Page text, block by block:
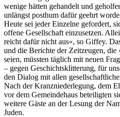
wenige hätten gehandelt und
unlängst posthum dafür geehrt
Heute sei jeder Einzelne gefordert,
offene Gesellschaft einzusetzen.
reicht dafür nicht aus«, so Giffey.
und die Berichte der Zeitzeugen, die
seien, müssten täglich mit neuen
– gegen Geschichtsklitterung, für
den Dialog mit allen
Nach der Kranzniederlegung, dem
vor dem Gemeindehaus beteiligten
weitere Gäste an der Lesung der
Juden.